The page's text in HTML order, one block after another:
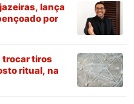
lança
por
trocar tiros
ritual, na